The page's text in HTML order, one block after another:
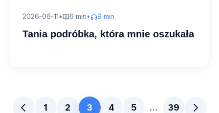
2026-06-11 • 6 min• 9 min
Tania podróbka, która mnie oszukała
1 2 3 4 5 … 39